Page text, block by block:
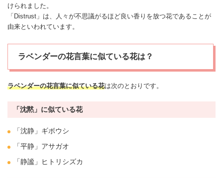
けられました。
「Distrust」は、人々が不思議がるほど良い香りを放つ花であることが
由来といわれています。
ラベンダーの花言葉に似ている花は？
ラベンダーの花言葉に似ている花は次のとおりです。
「沈黙」に似ている花
「沈静」 ギボウシ
「平静」 アサガオ
「静謐」
ヒトリシズカ